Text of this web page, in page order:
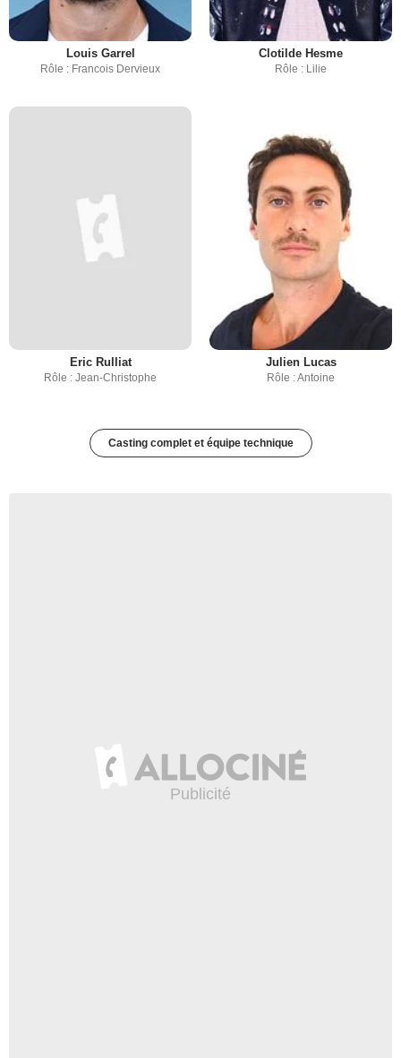
Louis Garrel
Rôle : Francois Dervieux
Clotilde Hesme
Rôle : Lilie
Eric Rulliat
Rôle : Jean-Christophe
Julien Lucas
Rôle : Antoine
Casting complet et équipe technique